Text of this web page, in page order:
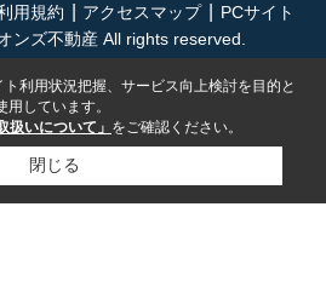
用規約 アクセスマップ
PCサイト
ンズ不動産 All rights reserved.
利用状況把握、サービス向上検討を目的と
しています。
扱いについて」 をご確認ください。
閉じる